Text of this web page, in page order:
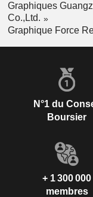
Graphiques
Co.,Ltd.
Graphique Force
N°1 du
Boursier
+ 1 300 000
membres